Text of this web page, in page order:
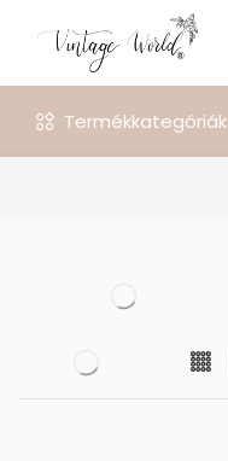
Termékkategóriák